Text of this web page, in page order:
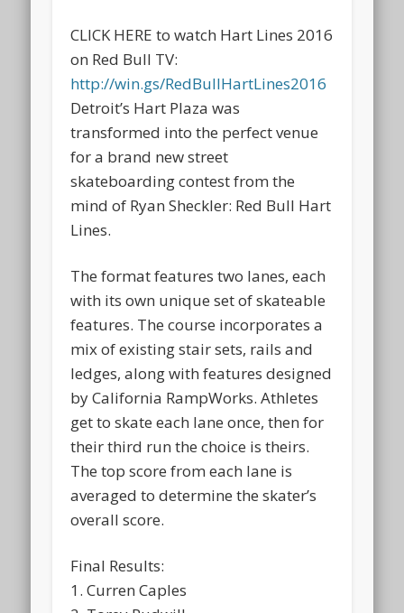
CLICK HERE to watch Hart Lines 2016
on Red Bull TV:
http://win.gs/RedBullHartLines2016
Detroit’s Hart Plaza was
transformed into the perfect venue
for a brand new street
skateboarding contest from the
mind of Ryan Sheckler: Red Bull Hart
Lines.
The format features two lanes, each
with its own unique set of skateable
features. The course incorporates a
mix of existing stair sets, rails and
ledges, along with features designed
by California RampWorks. Athletes
get to skate each lane once, then for
their third run the choice is theirs.
The top score from each lane is
averaged to determine the skater’s
overall score.
Final Results:
1. Curren Caples